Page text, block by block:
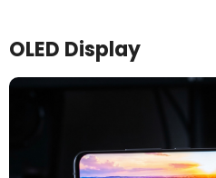
OLED Display